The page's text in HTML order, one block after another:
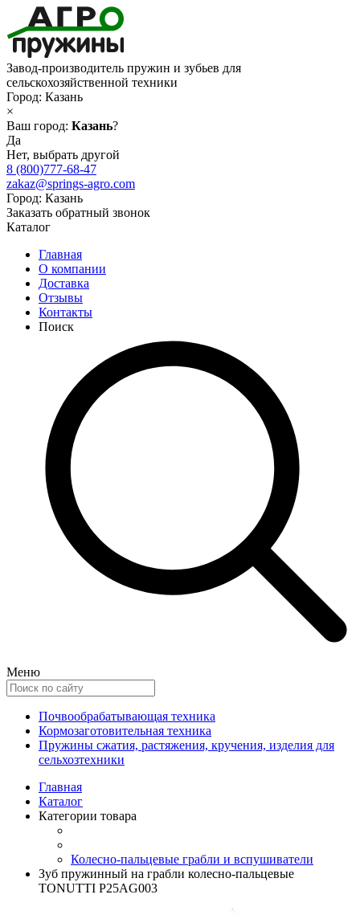
Завод-производитель пружин и зубьев для
сельскохозяйственной техники
Город: Казань
×
Ваш город: Казань?
Да
Нет, выбрать другой
8 (800)777-68-47
zakaz@springs-agro.com
Город: Казань
Заказать обратный звонок
Каталог
Главная
О компании
Доставка
Отзывы
Контакты
Поиск
Меню
Почвообрабатывающая техника
Кормозаготовительная техника
Пружины сжатия, растяжения, кручения, изделия для
сельхозтехники
Главная
Каталог
Категории товара
Колесно-пальцевые грабли и вспушиватели
Зуб пружинный на грабли колесно-пальцевые
TONUTTI P25AG003